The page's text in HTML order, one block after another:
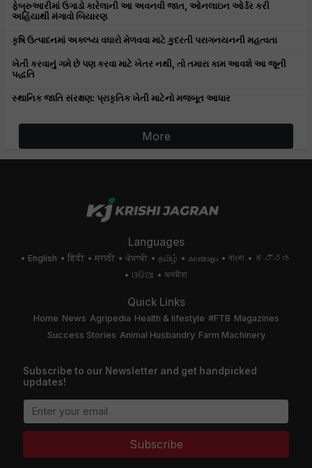
ફેબ્રુઆરીમાં ઉગાડો કારેલાની આ અવનવી જાત, ઓનલાઇન ઓર્ડર કરી
અહિંયાથી મંગાવો બિયારણ
કૃષિ ઉત્પાદનમાં અક્લ્પ્ય વધારો મેળવવા માટે કુદરતી પરાગનયનની મહત્વતા
ખેતી કરવાનું ગમે છે પણ કરવા માટે ખેતર નથી, તો તમારા કામ આવશે આ જૂની
પદ્ધતિ
સ્થાનિક જાતિ સંરક્ષણ: પ્રાકૃતિક ખેતી માટેનો મજબૂત આધાર
More
Languages
English हिंदी मराठी ਪੰਜਾਬੀ தமிழ் മലയാളം বাংলা
ಕನ್ನಡ
ଓଡିଆ
অসমীয়া
Quick Links
Home News Agripedia Health & lifestyle #FTB Magazines
Success Stories Animal Husbandry Farm Machinery
Subscribe to our Newsletter and get handpicked
updates!
Subscribe